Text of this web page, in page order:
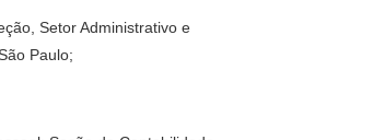
Setor Administrativo e
Paulo;